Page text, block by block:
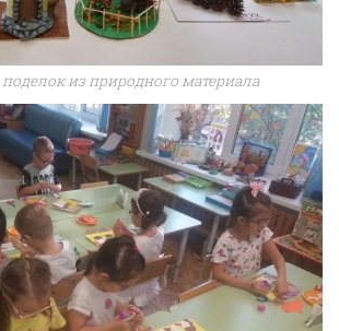
из природного материала